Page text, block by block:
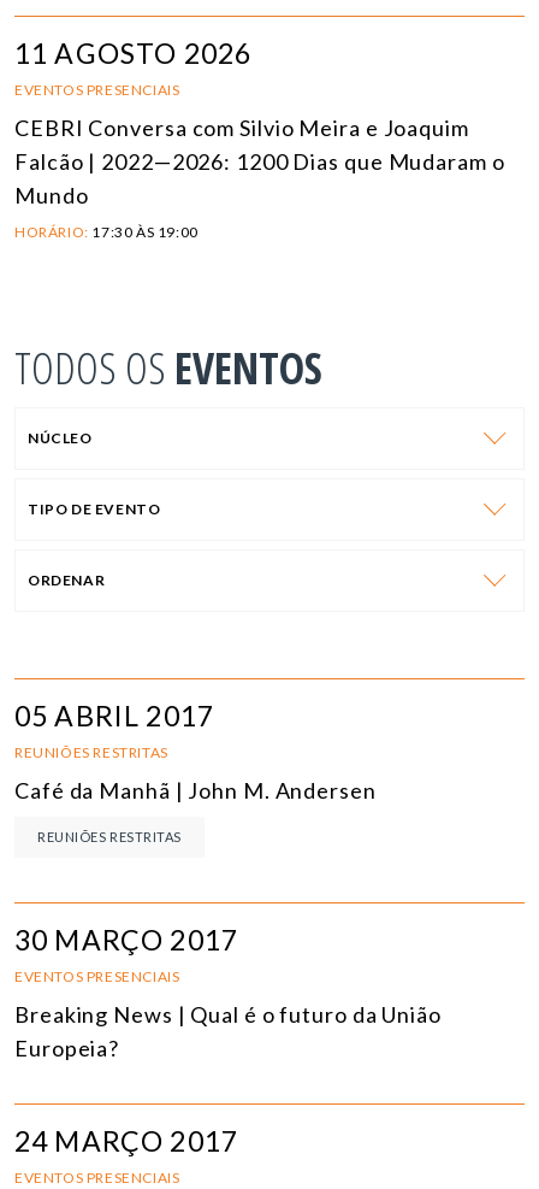
11 AGOSTO 2026
EVENTOS PRESENCIAIS
CEBRI Conversa com Silvio Meira e Joaquim
Falcão | 2022—2026: 1200 Dias que Mudaram o
Mundo
HORÁRIO: 17:30 ÀS 19:00
TODOS OS EVENTOS
NÚCLEO
TIPO DE EVENTO
ORDENAR
05 ABRIL 2017
REUNIÕES RESTRITAS
Café da Manhã | John M. Andersen
REUNIÕES RESTRITAS
30 MARÇO 2017
EVENTOS PRESENCIAIS
Breaking News | Qual é o futuro da União
Europeia?
24 MARÇO 2017
EVENTOS PRESENCIAIS